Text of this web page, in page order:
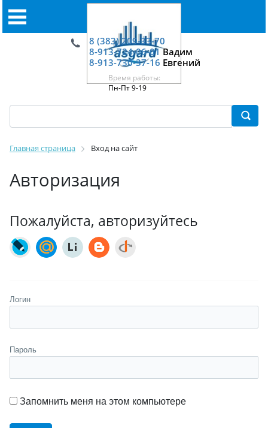
8 (383) 209-33-70
8-913-724-06-01Вадим
8-913-730-37-16 Евгений
Время работы:
Пн-Пт 9-19
Главная страница Вход на сайт
Авторизация
Пожалуйста, авторизуйтесь
Логин
Пароль
Запомнить меня на этом компьютере